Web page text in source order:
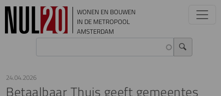
Overslaan en naar de inhoud gaan
WONEN EN BOUWEN
IN DE METROPOOL
AMSTERDAM
24.04.2026
Betaalbaar Thuis geeft gemeentes